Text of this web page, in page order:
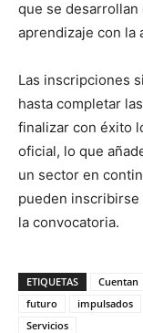
que se
aprendizaje con la
Las inscripciones
hasta completar
finalizar con éxito
oficial, lo que
un sector en
pueden
la convocatoria.
ETIQUETAS Cuentan
futuro
impulsados
Servicios